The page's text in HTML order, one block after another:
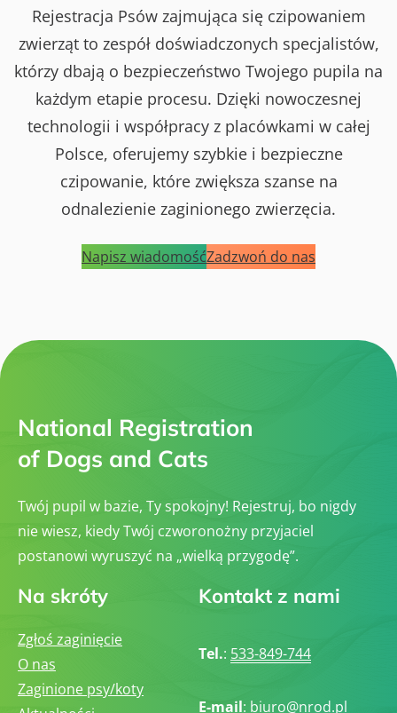
Rejestracja Psów zajmująca się czipowaniem
zwierząt to zespół doświadczonych specjalistów,
którzy dbają o bezpieczeństwo Twojego pupila na
każdym etapie procesu. Dzięki nowoczesnej
technologii i współpracy z placówkami w całej
Polsce, oferujemy szybkie i bezpieczne
czipowanie, które zwiększa szanse na
odnalezienie zaginionego zwierzęcia.
Napisz wiadomośćZadzwoń do nas
National Registration
of Dogs and Cats
Twój pupil w bazie, Ty spokojny! Rejestruj, bo nigdy
nie wiesz, kiedy Twój czworonożny przyjaciel
postanowi wyruszyć na „wielką przygodę”.
Na skróty
Zgłoś zaginięcie
O nas
Zaginione psy/koty
Kontakt z nami
Tel.: 533-849-744
E-mail: biuro@nrod.pl